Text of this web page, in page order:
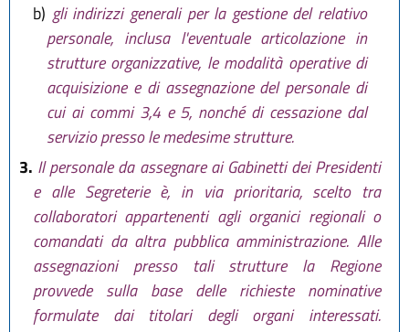
b) gli indirizzi generali per la gestione del relativo
personale, inclusa l'eventuale articolazione in
strutture organizzative, le modalità operative di
acquisizione e di assegnazione del personale di
cui ai commi 3,4 e 5, nonché di cessazione dal
servizio presso le medesime strutture.
3. Il personale da assegnare ai Gabinetti dei Presidenti
e alle Segreterie è, in via prioritaria, scelto tra
collaboratori appartenenti agli organici regionali o
comandati da altra pubblica amministrazione. Alle
assegnazioni presso tali strutture la Regione
provvede sulla base delle richieste nominative
formulate dai titolari degli organi interessati.